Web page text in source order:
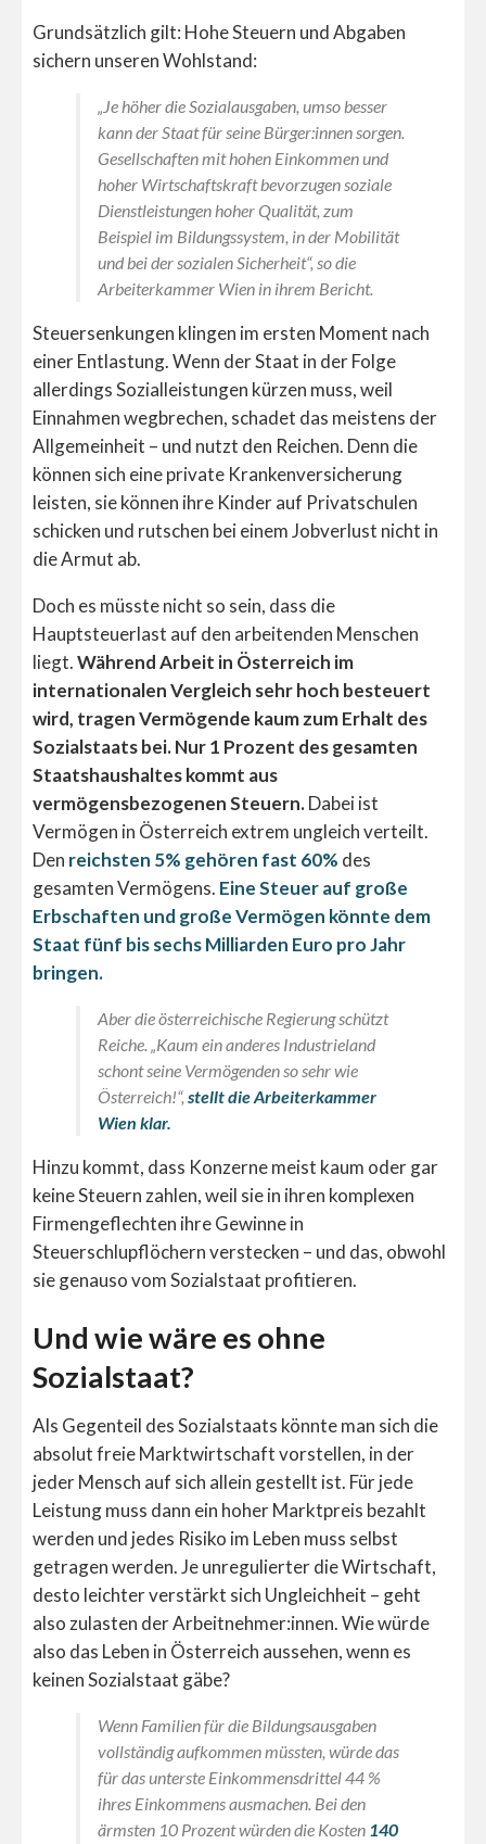
Grundsätzlich gilt: Hohe Steuern und Abgaben
sichern unseren Wohlstand:
„Je höher die Sozialausgaben, umso besser
kann der Staat für seine Bürger:innen sorgen.
Gesellschaften mit hohen Einkommen und
hoher Wirtschaftskraft bevorzugen soziale
Dienstleistungen hoher Qualität, zum
Beispiel im Bildungssystem, in der Mobilität
und bei der sozialen Sicherheit“, so die
Arbeiterkammer Wien in ihrem Bericht.
Steuersenkungen klingen im ersten Moment nach
einer Entlastung. Wenn der Staat in der Folge
allerdings Sozialleistungen kürzen muss, weil
Einnahmen wegbrechen, schadet das meistens der
Allgemeinheit – und nutzt den Reichen. Denn die
können sich eine private Krankenversicherung
leisten, sie können ihre Kinder auf Privatschulen
schicken und rutschen bei einem Jobverlust nicht in
die Armut ab.
Doch es müsste nicht so sein, dass die
Hauptsteuerlast auf den arbeitenden Menschen
liegt.Während Arbeit in Österreich im
internationalen Vergleich sehr hoch besteuert
wird, tragen Vermögende kaum zum Erhalt des
Sozialstaats bei. Nur 1 Prozent des gesamten
Staatshaushaltes kommt aus
vermögensbezogenen Steuern.Dabei ist
Vermögen in Österreich extrem ungleich verteilt.
Den reichsten 5% gehören fast 60% des
gesamten Vermögens. Eine Steuer auf große
Erbschaften und große Vermögen könnte dem
Staat fünf bis sechs Milliarden Euro pro Jahr
bringen.
Aber die österreichische Regierung schützt
Reiche. „Kaum ein anderes Industrieland
schont seine Vermögenden so sehr wie
Österreich!“, stellt die Arbeiterkammer
Wien klar.
Hinzu kommt, dass Konzerne meist kaum oder gar
keine Steuern zahlen, weil sie in ihren komplexen
Firmengeflechten ihre Gewinne in
Steuerschlupflöchern verstecken – und das, obwohl
sie genauso vom Sozialstaat profitieren.
Und wie wäre es ohne
Sozialstaat?
Als Gegenteil des Sozialstaats könnte man sich die
absolut freie Marktwirtschaft vorstellen, in der
jeder Mensch auf sich allein gestellt ist. Für jede
Leistung muss dann ein hoher Marktpreis bezahlt
werden und jedes Risiko im Leben muss selbst
getragen werden. Je unregulierter die Wirtschaft,
desto leichter verstärkt sich Ungleichheit – geht
also zulasten der Arbeitnehmer:innen. Wie würde
also das Leben in Österreich aussehen, wenn es
keinen Sozialstaat gäbe?
Wenn Familien für die Bildungsausgaben
vollständig aufkommen müssten, würde das
für das unterste Einkommensdrittel 44 %
ihres Einkommens ausmachen. Bei den
ärmsten 10 Prozent würden die Kosten 140